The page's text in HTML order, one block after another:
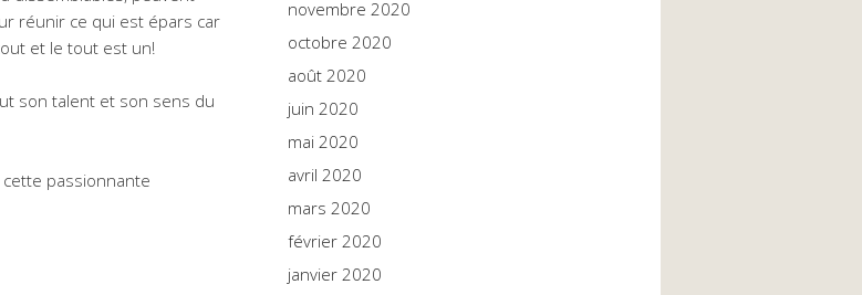
réunir ce qui est épars car
et le tout est un!
son talent et son sens du
passionnante
novembre 2020
octobre 2020
août 2020
juin 2020
mai 2020
avril 2020
mars 2020
février 2020
janvier 2020